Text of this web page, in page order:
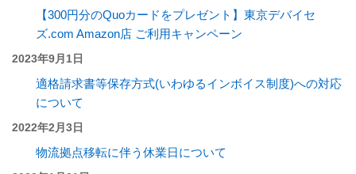
【300円分のQuoカードをプレゼント】東京デバイセ
ズ.com Amazon店 ご利用キャンペーン
2023年9月1日
適格請求書等保存方式(いわゆるインボイス制度)への対応
について
2022年2月3日
物流拠点移転に伴う休業日について